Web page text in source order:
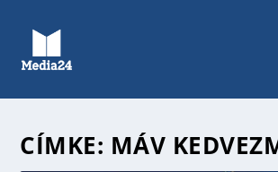
CÍMKE: MÁV